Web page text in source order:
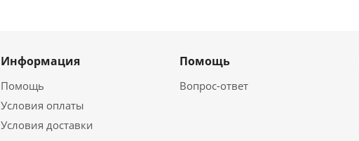
Информация
Помощь
Условия оплаты
Условия доставки
Помощь
Вопрос-ответ